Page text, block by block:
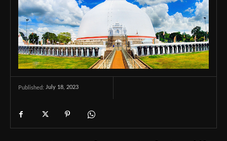
Published: July 18, 2023